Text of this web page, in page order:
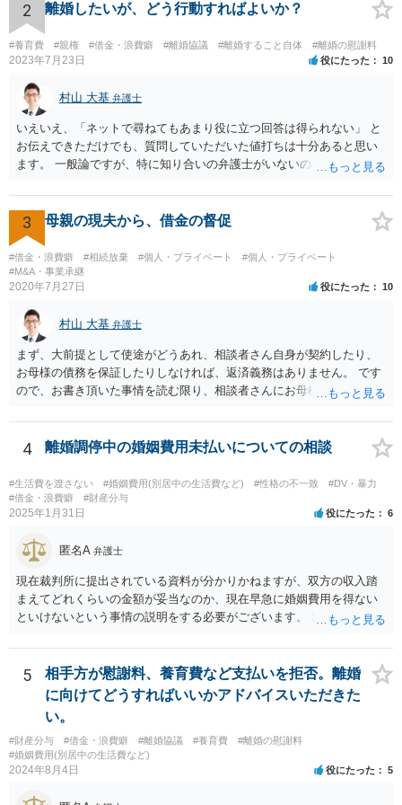
2 離婚したいが、どう行動すればよいか？
#養育費 #親権 #借金・浪費癖 #離婚協議 #離婚すること自体 #離婚の慰謝料
2023年7月23日 役にたった 10
村山 大基 弁護士
いえいえ、「ネットで尋ねてもあまり役に立つ回答は得られない」 と
お伝えできただけでも、質問していただいた値打ちは十分あると思い
ます。 一般論ですが、特に知り合いの弁護士がいないのであれば、 ・
か調べてみる などが考えられると思います。 「これからどう動いてい
くか」というのは、詳しく事情や、今後どうしたいかを聞いて検討す
る必要があるので、 面談の際に聞いてみましょう。 体調不良の際、ネ
ットで調べるより病院で診察や検査を受けた方が効果的、みたいな感
じです。
3 母親の現夫から、借金の督促
#借金・浪費癖 #相続放棄 #個人・プライベート
#個人・プライベート
#M&A・事業承継
2020年7月27日 役にたった 10
村山 大基 弁護士
まず、大前提として使途がどうあれ、相談者さん自身が契約したり、
お母様の債務を保証したりしなければ、返済義務はありません。 です
ので、お書き頂いた事情を読む限り、相談者さんにお母様の現夫への
も法律相談に行けば同趣旨のことを回答されるので、裁判まではしな
いと思います） ・借りたのは母なので、私は支払いませんと伝える あ
4 離婚調停中の婚姻費用未払いについての相談
#生活費を渡さない #婚姻費用(別居中の生活費など) #性格の不一致
#DV・暴力
#借金・浪費癖
#財産分与
2025年1月31日 役にたった 6
匿名A 弁護士
現在裁判所に提出されている資料が分かりかねますが、双方の収入踏
まえてどれくらいの金額が妥当なのか、現在早急に婚姻費用を得ない
といけないという事情の説明をする必要がございます。 出来なくはな
収入にもよりますが、弁護士費用を拠出することが困難でも法テラス
の利用等もございますので全体的な方針の相談をされることをおすす
めします。
5
相手方が慰謝料、養育費など支払いを拒否。離婚
に向けてどうすればいいかアドバイスいただきた
い。
#財産分与 #借金・浪費癖 #離婚協議 #養育費
#離婚の慰謝料
#婚姻費用(別居中の生活費など)
2024年8月4日 役にたった 5